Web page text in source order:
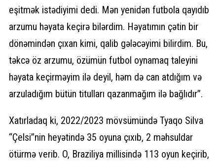
eşitmək istədiyimi dedi. Mən yenidən futbola qayıdıb
arzumu həyata keçirə bilərdim. Həyatımın çətin bir
dönəmindən çıxan kimi, qalib gələcəyimi bilirdim. Bu,
təkcə öz arzumu, özümün futbol oynamaq taleyini
həyata keçirməyim ilə deyil, həm də can atdığım və
arzuladığım bütün titulları qazanmağım ilə bağlıdır”.
Xatırladaq ki, 2022/2023 mövsümündə Tyaqo Silva
“Çelsi”nin heyətində 35 oyuna çıxıb, 2 məhsuldar
ötürmə verib. O, Braziliya millisində 113 oyun keçirib,